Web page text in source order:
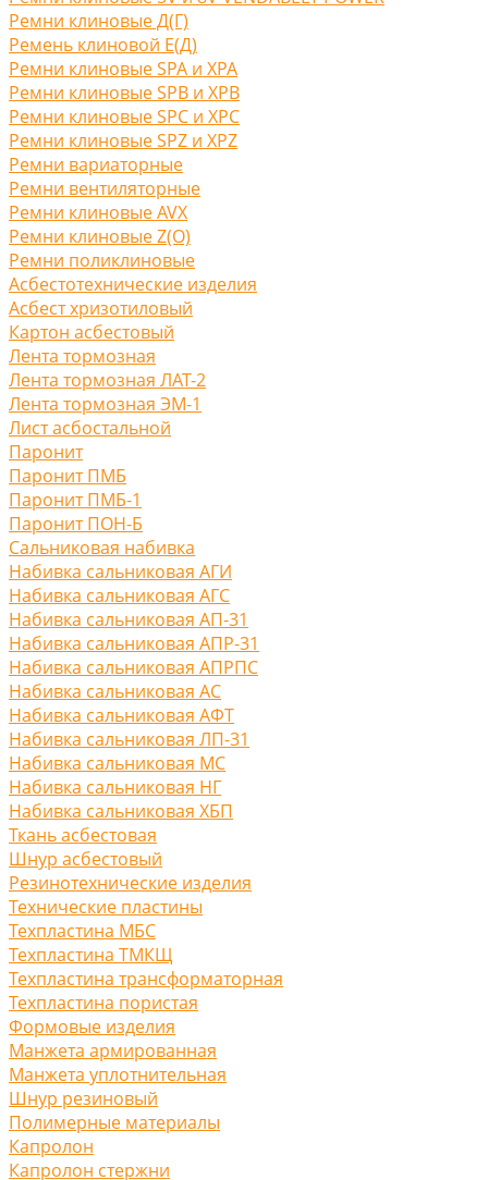
Ремни клиновые Д(Г)
Ремень клиновой Е(Д)
Ремни клиновые SPA и XPA
Ремни клиновые SPB и XPB
Ремни клиновые SPC и XPC
Ремни клиновые SPZ и XPZ
Ремни вариаторные
Ремни вентиляторные
Ремни клиновые AVX
Ремни клиновые Z(O)
Ремни поликлиновые
Асбестотехнические изделия
Асбест хризотиловый
Картон асбестовый
Лента тормозная
Лента тормозная ЛАТ-2
Лента тормозная ЭМ-1
Лист асбостальной
Паронит
Паронит ПМБ
Паронит ПМБ-1
Паронит ПОН-Б
Сальниковая набивка
Набивка сальниковая АГИ
Набивка сальниковая АГС
Набивка сальниковая АП-31
Набивка сальниковая АПР-31
Набивка сальниковая АПРПС
Набивка сальниковая АС
Набивка сальниковая АФТ
Набивка сальниковая ЛП-31
Набивка сальниковая МС
Набивка сальниковая НГ
Набивка сальниковая ХБП
Ткань асбестовая
Шнур асбестовый
Резинотехнические изделия
Технические пластины
Техпластина МБС
Техпластина ТМКЩ
Техпластина трансформаторная
Техпластина пористая
Формовые изделия
Манжета армированная
Манжета уплотнительная
Шнур резиновый
Полимерные материалы
Капролон
Капролон стержни